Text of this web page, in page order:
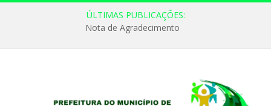
ÚLTIMAS PUBLICAÇÕES:
Nota de Agradecimento